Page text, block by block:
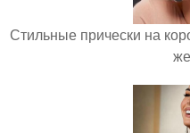
Стильные прически на